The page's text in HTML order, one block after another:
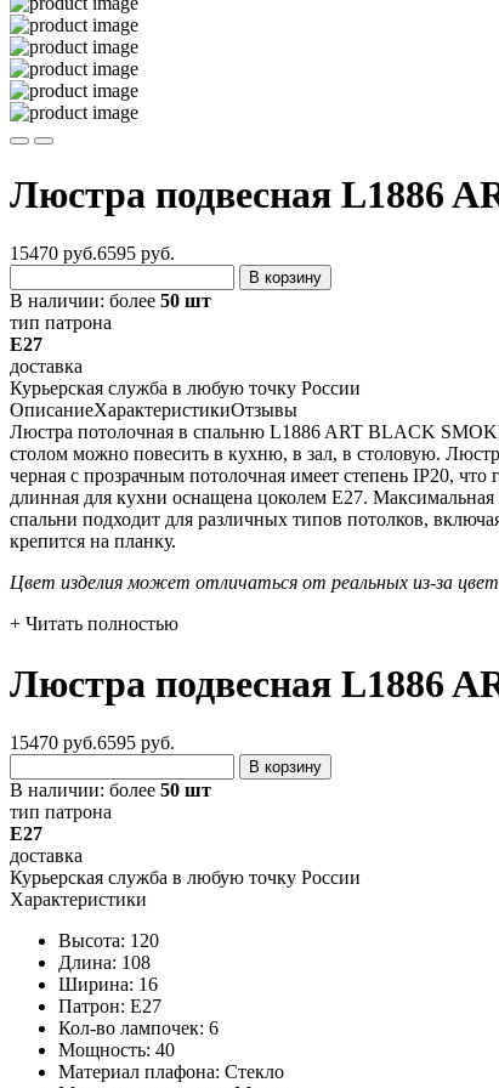
Люстра подвесная L1886
15470 руб.6595 руб.
В корзину
В наличии: более 50 шт
тип патрона
E27
доставка
Курьерская служба в любую точку России
ОписаниеХарактеристикиОтзывы
Люстра потолочная в спальню L1886 ART BLACK
столом можно повесить в кухню, в зал, в столовую.
черная с прозрачным потолочная имеет степень IP20,
длинная для кухни оснащена цоколем Е27.
спальни подходит для различных типов потолков,
крепится на планку.
Цвет изделия может отличаться от реальных из-за
+ Читать полностью
Люстра подвесная L1886
15470 руб.6595 руб.
В корзину
В наличии: более 50 шт
тип патрона
E27
доставка
Курьерская служба в любую точку России
Характеристики
Высота: 120
Длина: 108
Ширина: 16
Патрон: E27
Кол-во лампочек: 6
Мощность: 40
Материал плафона: Стекло